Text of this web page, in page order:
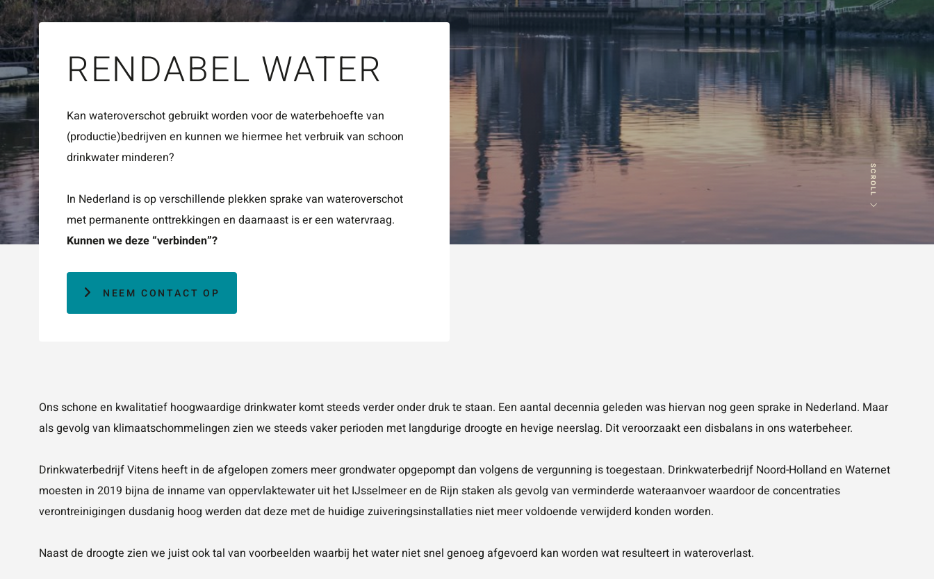
Vraag of opmerking
Wat is 5 + 5?
VERSTUUR JE AANVRAAG
Vraag of opmerking*
SCROLL
RENDABEL WATER
Kan wateroverschot gebruikt worden voor de waterbehoefte van
(productie)bedrijven en kunnen we hiermee het verbruik van schoon
drinkwater minderen?
In Nederland is op verschillende plekken sprake van wateroverschot
met permanente onttrekkingen en daarnaast is er een watervraag.
Kunnen we deze “verbinden”?
NEEM CONTACT OP
Ons schone en kwalitatief hoogwaardige drinkwater komt steeds verder onder druk te staan. Een aantal decennia geleden was hiervan nog geen sprake in Nederland. Maar
als gevolg van klimaatschommelingen zien we steeds vaker perioden met langdurige droogte en hevige neerslag. Dit veroorzaakt een disbalans in ons waterbeheer.
Drinkwaterbedrijf Vitens heeft in de afgelopen zomers meer grondwater opgepompt dan volgens de vergunning is toegestaan. Drinkwaterbedrijf Noord-Holland en Waternet
moesten in 2019 bijna de inname van oppervlaktewater uit het IJsselmeer en de Rijn staken als gevolg van verminderde wateraanvoer waardoor de concentraties
verontreinigingen dusdanig hoog werden dat deze met de huidige zuiveringsinstallaties niet meer voldoende verwijderd konden worden.
Naast de droogte zien we juist ook tal van voorbeelden waarbij het water niet snel genoeg afgevoerd kan worden wat resulteert in wateroverlast.